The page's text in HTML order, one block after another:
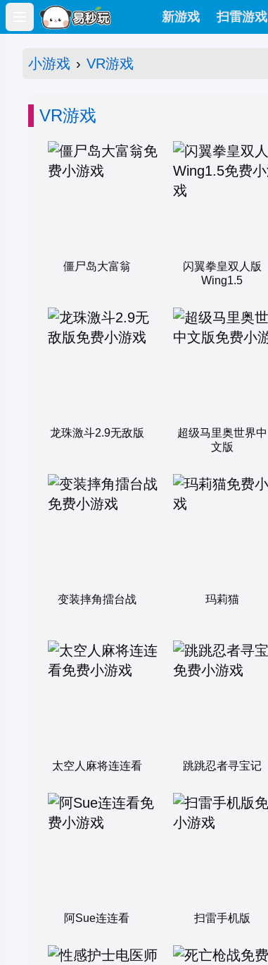
Open main menu
新游戏 扫雷游戏
小游戏 › VR游戏
VR游戏
僵尸岛大富翁
闪翼拳皇双人版
Wing1.5
龙珠激斗2.9无敌版
超级马里奥世界中
文版
变装摔角擂台战 玛莉猫
太空人麻将连连看 跳跳忍者寻宝记
阿Sue连连看 扫雷手机版